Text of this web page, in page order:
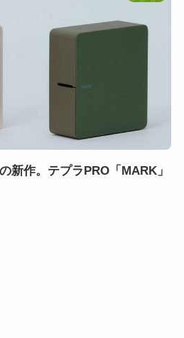
新作。テプラPRO「MARK」